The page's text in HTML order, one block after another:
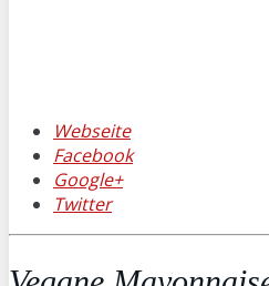
Webseite
Facebook
Google+
Twitter